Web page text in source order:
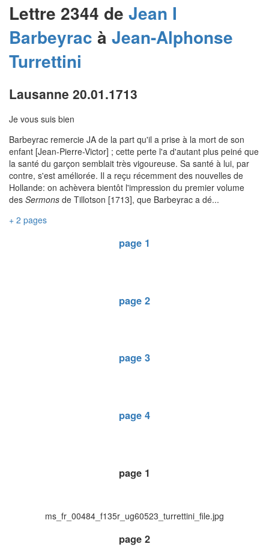
Lettre 2344 de Jean I
Barbeyrac à Jean-Alphonse
Turrettini
Lausanne 20.01.1713
Je vous suis bien
Barbeyrac remercie JA de la part qu'il a prise à la mort de son
enfant [Jean-Pierre-Victor] ; cette perte l'a d'autant plus peiné que
la santé du garçon semblait très vigoureuse. Sa santé à lui, par
contre, s'est améliorée. Il a reçu récemment des nouvelles de
Hollande: on achèvera bientôt l'impression du premier volume
des Sermons de Tillotson [1713], que Barbeyrac a dé...
+ 2 pages
page 1
page 2
page 3
page 4
page 1
ms_fr_00484_f135r_ug60523_turrettini_file.jpg
page 2